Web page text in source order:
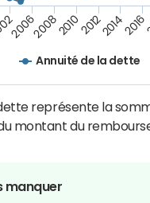
Annuité de la dette
200620082010201220142016
représente la
montant du
manquer